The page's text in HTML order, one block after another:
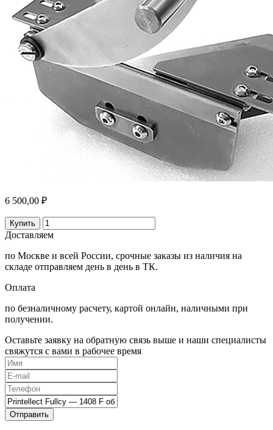
6 500,00 ₽
Купить
Доставляем
по Москве и всей России, срочные заказы из наличия на
складе отправляем день в день в ТК.
Оплата
по безналичному расчету, картой онлайн, наличными при
получении.
Оставьте заявку на обратную связь выше и наши специалисты
свяжутся с вами в рабочее время
Отправить